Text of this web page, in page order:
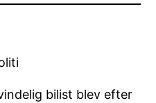
bilist blev efter